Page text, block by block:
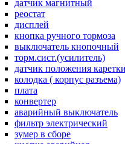
датчик магнитный
реостат
дисплей
кнопка ручного тормоза
выключатель кнопочный
торм.сист.(усилитель)
датчик положения
колодка ( корпус разъема)
плата
конвертер
аварийный выключатель
фильтр электрический
зумер в сборе